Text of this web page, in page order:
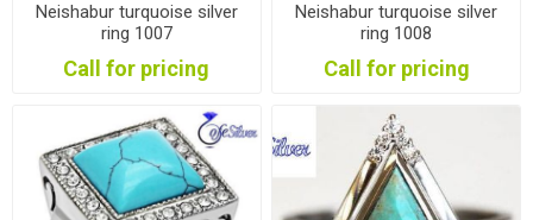
Neishabur turquoise silver
ring 1007
Call for pricing
Neishabur turquoise silver
ring 1008
Call for pricing